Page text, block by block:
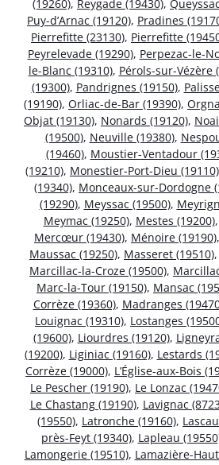
(19260), Reygade (19430),
Puy-d’Arnac (19120), Pradines
Pierrefitte (23130), Pierrefitte
Peyrelevade (19290), Perpezac-le-
le-Blanc (19310), Pérols-sur-Vézère
(19300), Pandrignes (19150),
(19190), Orliac-de-Bar (19390),
Objat (19130), Nonards (19120),
(19500), Neuville (19380),
(19460), Moustier-Ventadour
(19210), Monestier-Port-Dieu (19110)
(19340), Monceaux-sur-Dordogne
(19290), Meyssac (19500),
Meymac (19250), Mestes (19200),
Mercœur (19430), Ménoire (19190),
Maussac (19250), Masseret (19510),
Marcillac-la-Croze (19500),
Marc-la-Tour (19150), Mansac
Corrèze (19360), Madranges
Louignac (19310), Lostanges
(19600), Liourdres (19120),
(19200), Liginiac (19160), Lestards
Corrèze (19000), L’Église-aux-Bois
Le Pescher (19190), Le Lonzac
Le Chastang (19190), Lavignac
(19550), Latronche (19160),
près-Feyt (19340), Lapleau
Lamongerie (19510), Lamazière-